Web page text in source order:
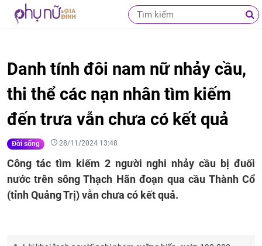
Danh tính đôi nam nữ nhảy cầu,
thi thể các nạn nhân tìm kiếm
đến trưa vẫn chưa có kết quả
Đời sống 28/11/2024 13:48
Công tác tìm kiếm 2 người nghi nhảy cầu bị đuối
nước trên sông Thạch Hãn đoạn qua cầu Thành Cổ
(tỉnh Quảng Trị) vẫn chưa có kết quả.